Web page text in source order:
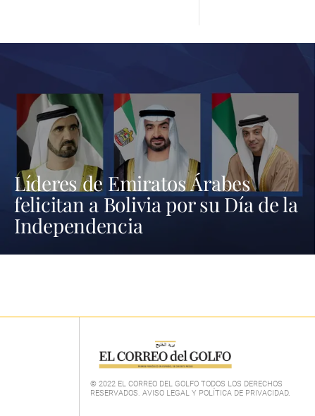
Líderes de Emiratos Árabes
felicitan a Bolivia por su Día de la
Independencia
© 2022 EL CORREO DEL GOLFO TODOS LOS DERECHOS
RESERVADOS. AVISO LEGAL Y POLÍTICA DE PRIVACIDAD.